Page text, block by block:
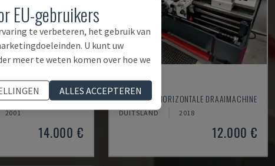
DRAAIMACHINE
2001
14.000 €
TH 4610
OPTIMUM - HORIZONTALE DRAAIMACHINE
DUITSLAND 2018
12.000 €
EU-gebruikers
te verbeteren, het gebruik van
U kunt uw
meer te weten komen over hoe we
ALLES ACCEPTEREN